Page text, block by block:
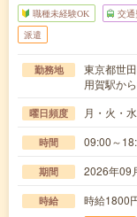
職種未経験OK 交通
派遣
勤務地
東京都世
用賀駅か
曜日頻度 月・火・
時間 09:00～
期間 2026年09
時給 時給1800